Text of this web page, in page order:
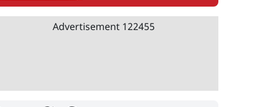
Advertisement 122455